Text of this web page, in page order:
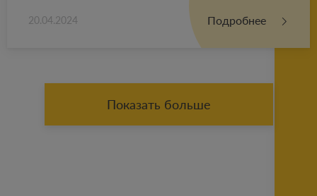
20.04.2024 Подробнее
Показать больше